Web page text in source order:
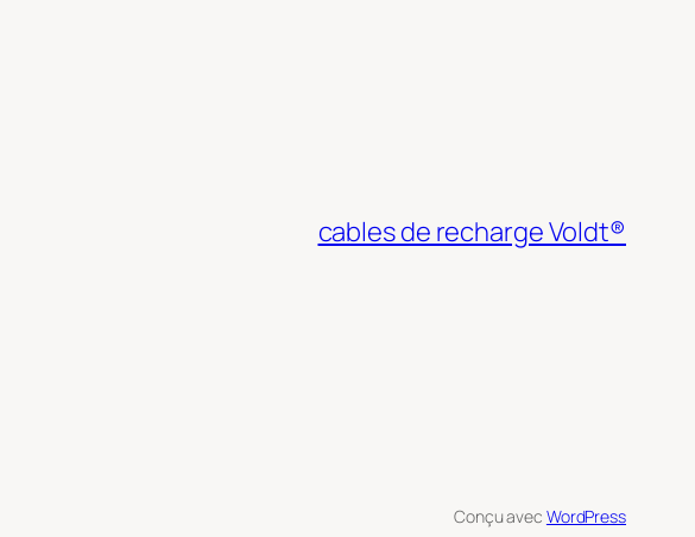
cables de recharge Voldt®
Conçu avec WordPress